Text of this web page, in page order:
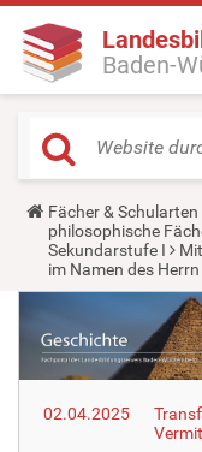
Baden-
Y
o
u
a
r
e
r
e
Fächer & Schularten
philosophische
Sekundarstufe I
im Namen des Herrn
02.04.2025